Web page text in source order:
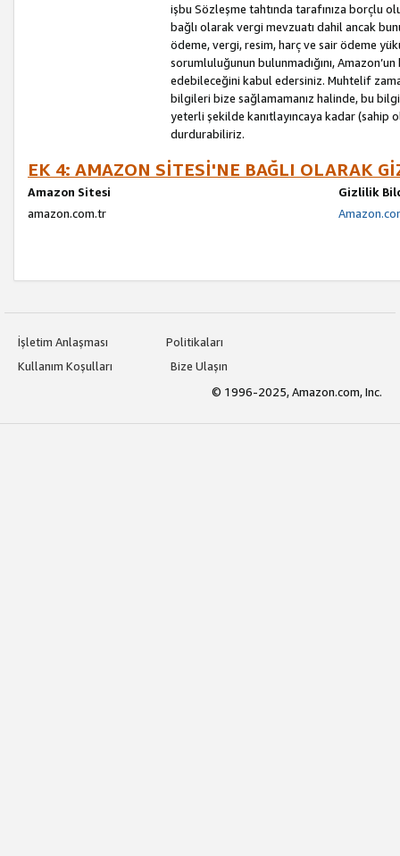
işbu Sözleşme tahtında tarafınıza borçlu
bağlı olarak vergi mevzuatı dahil ancak
ödeme, vergi, resim, harç ve sair ödeme
sorumluluğunun bulunmadığını,
edebileceğini kabul edersiniz. Muhtelif
bilgileri bize sağlamamanız halinde, bu
yeterli şekilde kanıtlayıncaya kadar
durdurabiliriz.
EK 4: AMAZON SİTESİ'NE BAĞLI OLARAK
Amazon Sitesi
Gizlilik
amazon.com.tr
İşletim Anlaşması
Politikaları
Kullanım Koşulları
Bize Ulaşın
© 1996-2025, Amazon.com, Inc.